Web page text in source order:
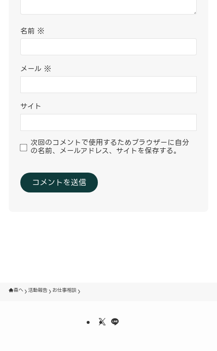
名前 ※
メール ※
サイト
次回のコメントで使用するためブラウザーに自分
の名前、メールアドレス、サイトを保存する。
森へ 活動報告 お仕事相談